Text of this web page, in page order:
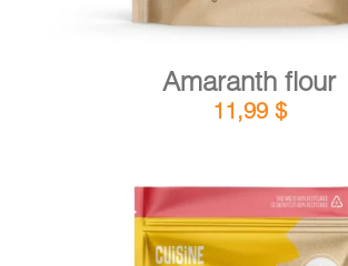
Amaranth flour
11,99 $